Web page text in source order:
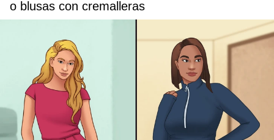
o blusas con cremalleras